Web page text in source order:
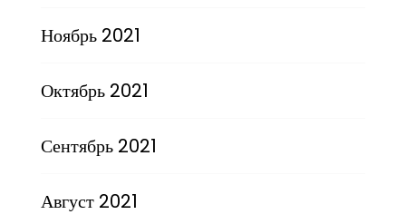
Ноябрь 2021
Октябрь 2021
Сентябрь 2021
Август 2021